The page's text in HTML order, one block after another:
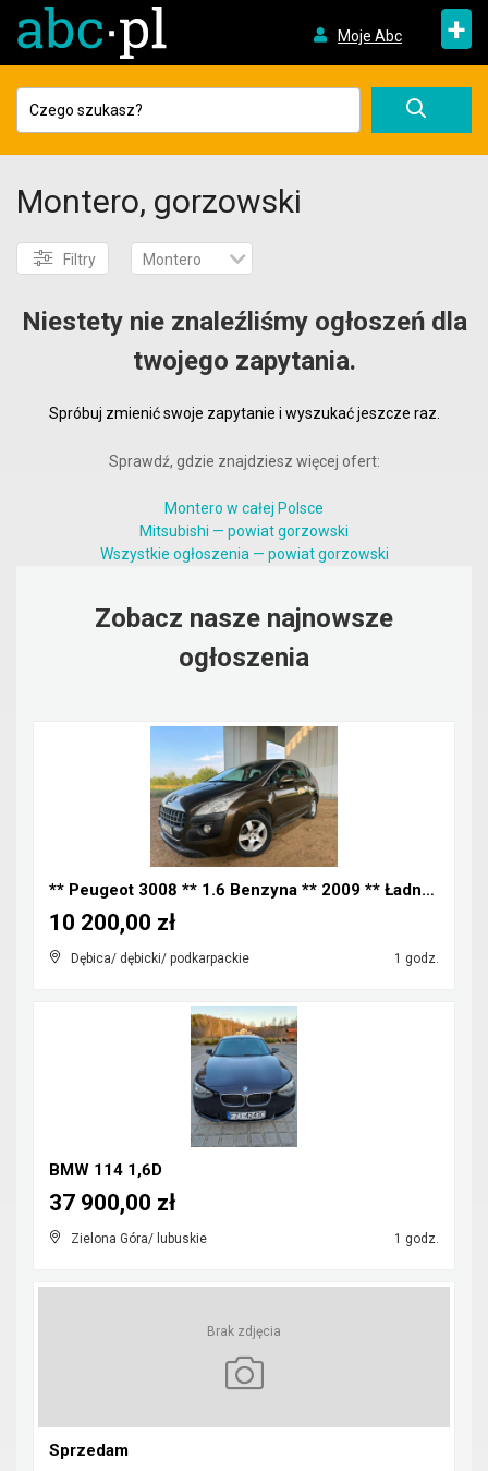
Moje Abc +
Montero, gorzowski
Filtry Montero
Niestety nie znaleźliśmy ogłoszeń dla
twojego zapytania.
Spróbuj zmienić swoje zapytanie i wyszukać jeszcze raz.
Sprawdź, gdzie znajdziesz więcej ofert:
Montero w całej Polsce
Mitsubishi — powiat gorzowski
Wszystkie ogłoszenia — powiat gorzowski
Zobacz nasze najnowsze
ogłoszenia
** Peugeot 3008 ** 1.6 Benzyna ** 2009 ** Ładny Za...
Dębica/ dębicki/ podkarpackie 1 godz.
10 200,00 zł
BMW 114 1,6D
Zielona Góra/ lubuskie 1 godz.
37 900,00 zł
Brak zdjęcia
Sprzedam